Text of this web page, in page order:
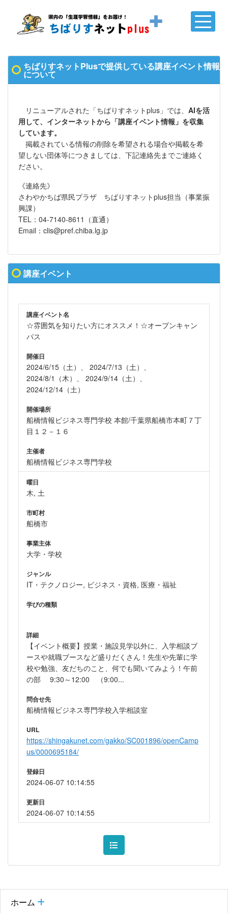
ホーム
ちばりすネットPlusで提供している講座イベント情報
について
リニューアルされた「ちばりすネットplus」では、 AIを活
用して、インターネットから「講座イベント情報」を収集
しています。
掲載されている情報の削除を希望される場合や掲載を希
望しない団体等につきましては、下記連絡先までご連絡く
ださい。
《連絡先》
さわやかちば県民プラザ ちばりすネットplus担当（事業振
興課）
TEL：04-7140-8611（直通）
Email：clis@pref.chiba.lg.jp
講座イベント
講座イベント名
☆雰囲気を知りたい方にオススメ！☆オープンキャン
パス
開催日
2024/6/15（土）、 2024/7/13（土）、
2024/8/1（木）、 2024/9/14（土）、
2024/12/14（土）
開催場所
船橋情報ビジネス専門学校 本館/千葉県船橋市本町７丁
目１２－１６
主催者
船橋情報ビジネス専門学校
曜日
木, 土
市町村
船橋市
事業主体
大学・学校
ジャンル
IT・テクノロジー, ビジネス・資格, 医療・福祉
学びの種類
詳細
【イベント概要】授業・施設見学以外に、入学相談ブ
ースや就職ブースなど盛りだくさん！先生や先輩に学
校や勉強、友だちのこと、何でも聞いてみよう！午前
の部 9:30～12:00 （9:00...
問合せ先
船橋情報ビジネス専門学校入学相談室
URL
https://shingakunet.com/gakko/SC001896/openCamp
us/0000695184/
登録日
2024-06-07 10:14:55
更新日
2024-06-07 10:14:55